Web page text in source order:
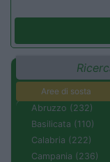
Aree di sosta
Abruzzo (232)
Basilicata (110)
Calabria (222)
Campania (236)